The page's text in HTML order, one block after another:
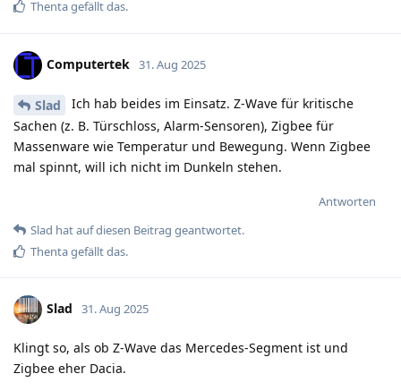
Thentagefällt das.
Computertek 31. Aug 2025
Slad
Ich hab beides im Einsatz. Z-Wave für kritische
Sachen (z. B. Türschloss, Alarm-Sensoren), Zigbee für
Massenware wie Temperatur und Bewegung. Wenn Zigbee
mal spinnt, will ich nicht im Dunkeln stehen.
Antworten
Slad hatauf diesen Beitrag geantwortet.
Thentagefällt das.
Slad 31. Aug 2025
Klingt so, als ob Z-Wave das Mercedes-Segment ist und
Zigbee eher Dacia.